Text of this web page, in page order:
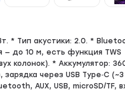
* Тип акустики: 2.0. *
— до 10 м, есть функция TWS
колонок). * Аккумулятор:
зарядка через USB Type‑C
AUX, USB, microSD/TF,